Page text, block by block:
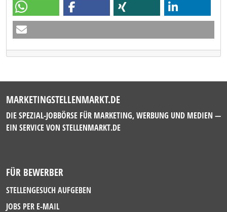
MARKETINGSTELLENMARKT.DE
DIE SPEZIAL-JOBBÖRSE FÜR MARKETING, WERBUNG UND MEDIEN —
EIN SERVICE VON STELLENMARKT.DE
FÜR BEWERBER
STELLENGESUCH AUFGEBEN
JOBS PER E-MAIL